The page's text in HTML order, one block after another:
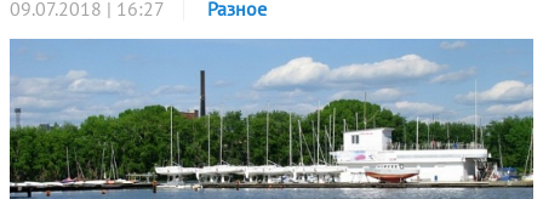
09.07.2018 | 16:27 Разное